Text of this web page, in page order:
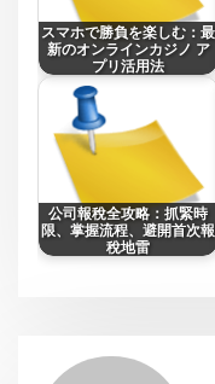
スマホで勝負を楽しむ：最
新のオンラインカジノ ア
プリ活用法
公司報稅全攻略：抓緊時
限、掌握流程、避開首次報
稅地雷